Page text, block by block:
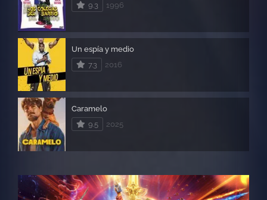
9.3
1996
Un espía y medio
7.3
2016
Caramelo
9.5
2025